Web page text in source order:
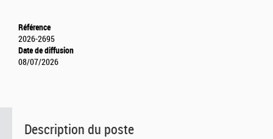
Description du poste
Référence
2026-2695
Date de diffusion
08/07/2026